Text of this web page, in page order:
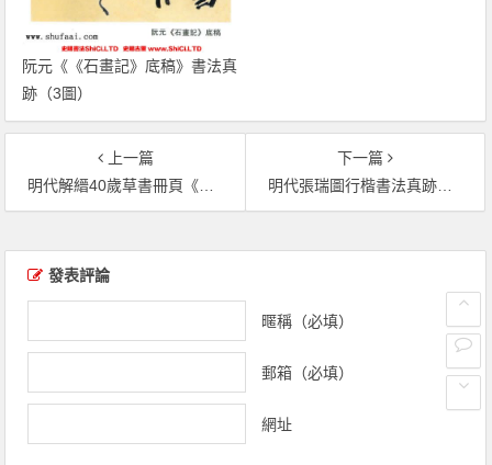
阮元《《石畫記》底稿》書法真
跡（3圖）
上一篇
明代解縉40歲草書冊頁《游七星巖詩》（共5張圖片）
下一篇
明代張瑞圖行楷書法真跡欣賞《承天寺詩碑》（共12張圖片）
發表評論
暱稱（必填）
郵箱（必填）
網址